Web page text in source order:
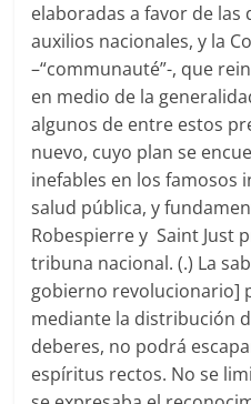
elaboradas a favor de
auxilios nacionales, y la
–“communauté”-, que
en medio de la
algunos de entre estos
nuevo, cuyo plan se
inefables en los famosos
salud pública, y
Robespierre y Saint Just
tribuna nacional. (.) La
gobierno revolucionario]
mediante la distribución
deberes, no podrá
espíritus rectos. No se